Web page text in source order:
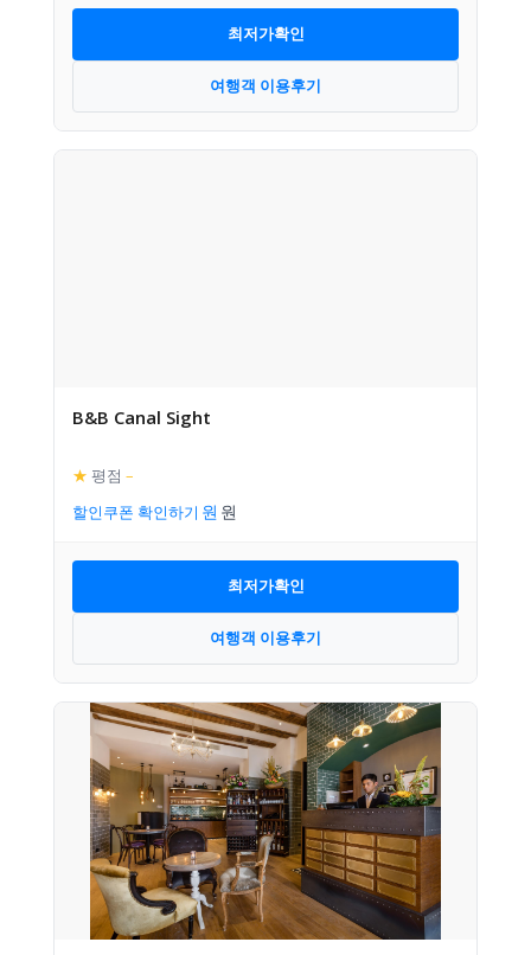
최저가확인
여행객 이용후기
B&B Canal Sight
★ 평점 –
할인쿠폰 확인하기
최저가확인
여행객 이용후기